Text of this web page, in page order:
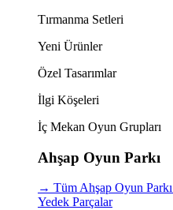
Tırmanma Setleri
Yeni Ürünler
Özel Tasarımlar
İlgi Köşeleri
İç Mekan Oyun Grupları
Ahşap Oyun Parkı
→ Tüm Ahşap Oyun Parkı
Yedek Parçalar